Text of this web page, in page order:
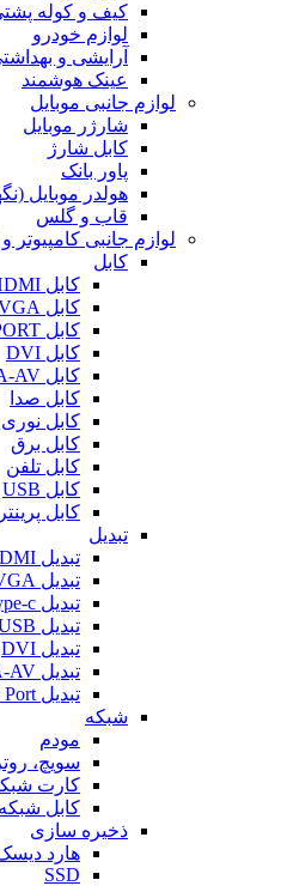
کیف و کوله
لوازم خودرو
آرایشی و
عینک هوشمند
لوازم جانبی موبایل
شارژر موبایل
کابل شارژ
پاور بانک
هولدر موبایل
قاب و گلس
لوازم جانبی کامپیوتر
کابل
کابل HDMI
کابل VGA
کابل DISPLAY PORT
کابل DVI
کابل RCA-AV
کابل صدا
کابل نوری
کابل برق
کابل تلفن
کابل USB
کابل پرینتر
تبدیل
تبدیل HDMI
تبدیل VGA
تبدیل type-c
تبدیل USB به LAN
تبدیل DVI
تبدیل RCA-AV
تبدیل Display Port
شبکه
مودم
سویچ،
کارت
کابل شبکه
ذخیره سازی
هارد
SSD